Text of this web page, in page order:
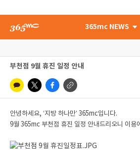
365mc NEWS
부천점 9월 휴진 일정 안내
안녕하세요, ‘지방 하나만’ 365mc입니다.
9월 365mc 부천점 휴진 일정 안내드리오니 이용